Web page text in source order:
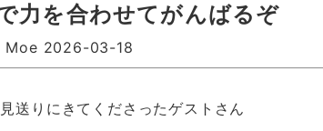
力を合わせてがんばるぞ
2026-03-18
送りにきてくださったゲストさん